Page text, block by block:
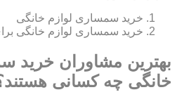
خرید سمساری لوازم خانگی
خرید سمساری لوازم خانگی
بهترین مشاوران خرید
خانگی چه کسانی